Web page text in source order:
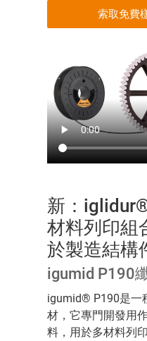
索取免費
新：
材料列印組
於製造結構
igumid P190
igumid® P190是一
材，它專門開發用
料，用於多材料列